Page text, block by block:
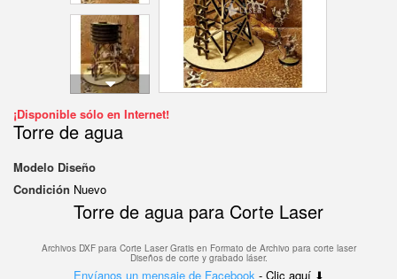
¡Disponible sólo en Internet!
Torre de agua
Modelo Diseño
Condición Nuevo
Torre de agua para Corte Laser
Archivos DXF para Corte Laser Gratis en Formato de Archivo para corte laser
Diseños de corte y grabado láser.
Envíanos un mensaje de Facebook - Clic aquí ⬇